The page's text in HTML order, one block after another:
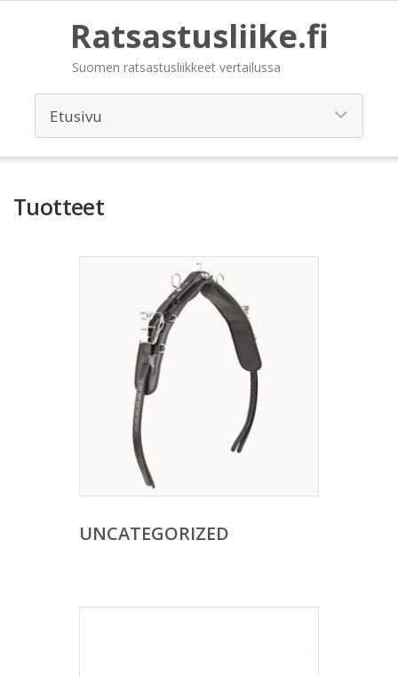
Ratsastusliike.fi
Suomen ratsastusliikkeet vertailussa
Tuotteet
UNCATEGORIZED